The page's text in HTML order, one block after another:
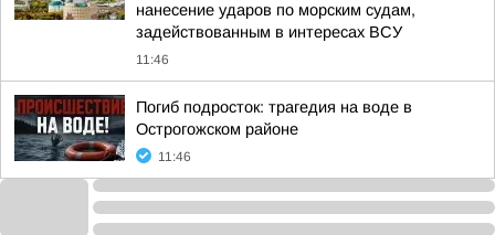
нанесение ударов по морским судам,
задействованным в интересах ВСУ
11:46
Погиб подросток: трагедия на воде в
Острогожском районе
11:46